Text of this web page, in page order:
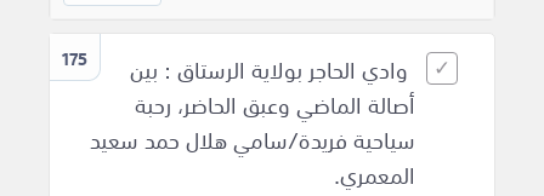
175
وادي الحاجر بولاية الرستاق : بين
أصالة الماضي وعبق الحاضر، رحبة
سياحية فريدة/سامي هلال حمد سعيد
المعمري.